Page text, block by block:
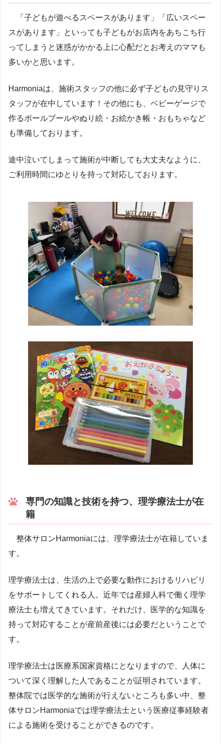
「子どもが遊べるスペースがあります」「広いスペー
スがあります」といっても子どもがお店内をあちこち行
ってしまうと迷惑がかかる上に心配だとお考えのママも
多いかと思います。
Harmoniaは、施術スタッフの他に必ず子どもの見守りス
タッフが在中しています！その他にも、ベビーゲージで
作るボールプールやぬり絵・お絵かき帳・おもちゃなど
も準備しております。
途中泣いてしまって施術が中断しても大丈夫なように、
ご利用時間にゆとりを持って対応しております。
専門の知識と技術を持つ、理学療法士が在
籍
整体サロンHarmoniaには、理学療法士が在籍していま
す。
理学療法士は、生活の上で必要な動作におけるリハビリ
をサポートしてくれる人。近年では産婦人科で働く理学
療法士も増えてきています。それだけ、医学的な知識を
持って対応することが産前産後には必要だということで
す。
理学療法士は医療系国家資格にとなりますので、人体に
ついて深く理解した人であることが証明されています。
整体院では医学的な施術が行えないところも多い中、整
体サロンHarmoniaでは理学療法士という医療従事経験者
による施術を受けることができるのです。